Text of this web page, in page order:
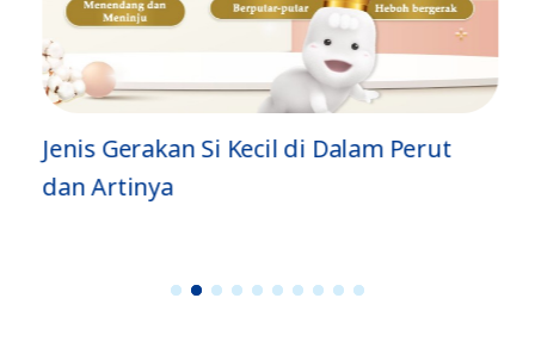
Jenis Gerakan Si Kecil di Dalam Perut
dan Artinya
1 2 3 4 5 6 7 8 9 1